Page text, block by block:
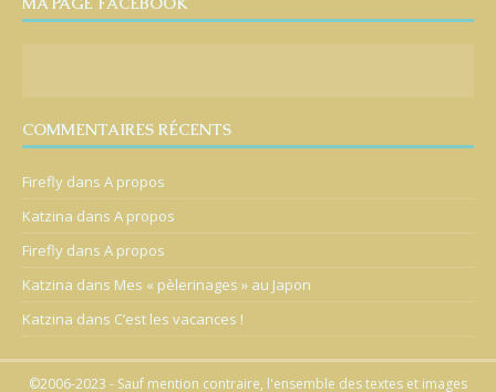
COMMENTAIRES RÉCENTS
Firefly dans A propos
Katzina dans A propos
Firefly dans A propos
Katzina dans Mes « pèlerinages » au Japon
Katzina dans C’est les vacances !
©2006-2023 - Sauf mention contraire, l'ensemble des textes et images